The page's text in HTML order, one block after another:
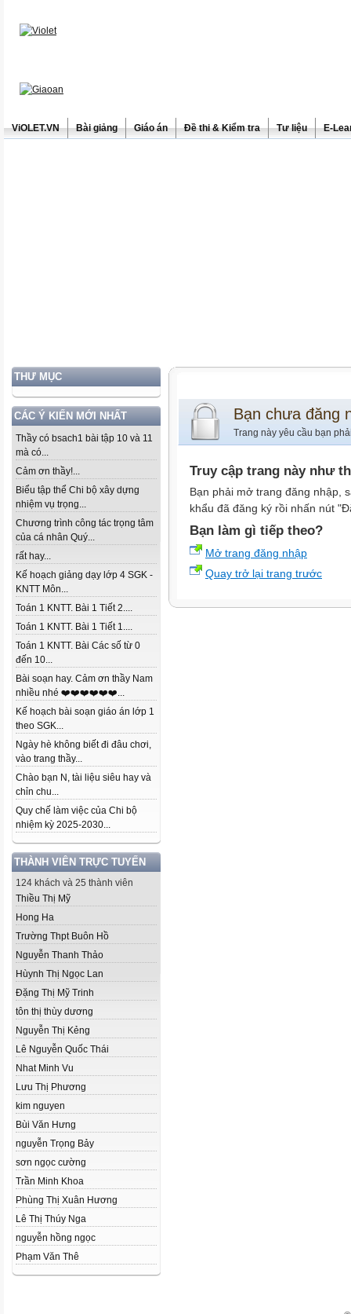
ViOLET.VN Bài giảng Giáo án Đề thi & Kiểm tra Tư liệu E-
THƯ MỤC
CÁC Ý KIẾN MỚI NHẤT
Thầy có bsach1 bài tập 10 và 11
mà có...
Cảm ơn thầy!...
Biểu tập thể Chi bộ xây dựng
nhiệm vụ trọng...
Chương trình công tác trọng tâm
của cá nhân Quý...
rất hay...
Kế hoạch giảng dạy lớp 4 SGK -
KNTT Môn...
Toán 1 KNTT. Bài 1 Tiết 2....
Toán 1 KNTT. Bài 1 Tiết 1....
Toán 1 KNTT. Bài Các số từ 0
đến 10...
Bài soạn hay. Cảm ơn thầy Nam
nhiều nhé ❤️❤️❤️❤️❤️❤️...
Kế hoạch bài soạn giáo án lớp 1
theo SGK...
Ngày hè không biết đi đâu chơi,
vào trang thầy...
Chào bạn N, tài liệu siêu hay và
chỉn chu...
Quy chế làm việc của Chi bộ
nhiệm kỳ 2025-2030...
THÀNH VIÊN TRỰC TUYẾN
124 khách và 25 thành viên
Thiều Thị Mỹ
Hong Ha
Trường Thpt Buôn Hồ
Nguyễn Thanh Thảo
Hùynh Thị Ngọc Lan
Đặng Thị Mỹ Trinh
tôn thị thùy dương
Nguyễn Thị Kẻng
Lê Nguyễn Quốc Thái
Nhat Minh Vu
Lưu Thị Phương
kim nguyen
Bùi Văn Hưng
nguyễn Trọng Bảy
sơn ngọc cường
Trần Minh Khoa
Phùng Thị Xuân Hương
Lê Thị Thúy Nga
nguyễn hồng ngọc
Phạm Văn Thê
Bạn chưa đăng
Trang này yêu cầu bạn
Truy cập trang này như
Bạn phải mở trang đăng nhập,
khẩu đã đăng ký rồi nhấn nút
Bạn làm gì tiếp theo?
Mở trang đăng nhập
Quay trở lại trang trước